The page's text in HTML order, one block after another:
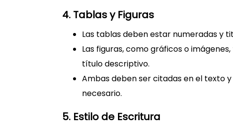
4. Tablas y Figuras
Las tablas deben estar numeradas y
Las figuras, como gráficos o
título descriptivo.
Ambas deben ser citadas en el texto
necesario.
5. Estilo de Escritura